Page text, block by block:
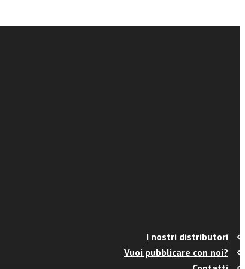
I nostri distributori
Vuoi pubblicare con noi?